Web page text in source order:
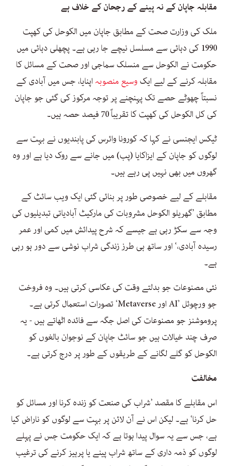
مقابلہ جاپان کے نہ پینے کے رجحان کے خلاف ہے
ملک کی وزارت صحت کے مطابق جاپان میں الکوحل کی کھپت
1990 کی دہائی سے مسلسل نیچے جا رہی ہے۔ پچھلی دہائی میں
حکومت نے الکوحل سے منسلک سماجی اور صحت کے مسائل کا
مقابلہ کرنے کے لیے ایک وسیع منصوبہاپنایا، جس میں آبادی کے
نسبتاً چھوٹے حصے تک پہنچنے پر توجہ مرکوز کی گئی جو جاپان
کی کل الکوحل کی کھپت کا تقریباً 70 فیصد حصہ ہیں۔
ٹیکس ایجنسی نے کہا کہ کورونا وائرس کی پابندیوں نے بہت سے
لوگوں کو جاپان کے ایزاکایا (پب) میں جانے سے روک دیا ہے اور وہ
گھروں میں بھی نہیں پی رہے ہیں۔
مقابلے کے لیے خصوصی طور پر بنائی گئی ایک ویب سائٹ کے
مطابق ’گھریلو الکوحل مشروبات کی مارکیٹ آبادیاتی تبدیلیوں کی
وجہ سے سکڑ رہی ہے جیسے کہ شرح پیدائش میں کمی اور عمر
رسیدہ آبادی،‘ اور ساتھ ہی طرز زندگی شراب نوشی سے دور ہو رہی
ہے۔
نئی مصنوعات جو بدلتے وقت کی عکاسی کرتی ہیں۔ وہ فروخت
جو ورچوئل ’AI اور Metaverse‘ تصورات استعمال کرتی ہے۔
پروموشنز جو مصنوعات کی اصل جگہ سے فائدہ اٹھاتے ہیں - یہ
صرف چند خیالات ہیں جو سائٹ جاپان کے نوجوان بالغوں کو
الکوحل کو گلے لگانے کے طریقوں کے طور پر درج کرتی ہے۔
مخالفت
اس مقابلے کا مقصد ’شراب کی صنعت کو زندہ کرنا اور مسائل کو
حل کرنا‘ ہے۔ لیکن اس نے آن لائن پر بہت سے لوگوں کو ناراض کیا
ہے، جس سے یہ سوال پیدا ہوتا ہے کہ ایک حکومت جس نے پہلے
لوگوں کو ذمہ داری کے ساتھ شراب پینے یا پرہیز کرنے کی ترغیب